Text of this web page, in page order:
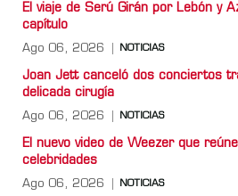
El viaje de Serú Girán por Lebón y
capítulo
Ago 06, 2026 NOTICIAS
Joan Jett canceló dos conciertos
delicada cirugía
Ago 06, 2026 NOTICIAS
El nuevo video de Weezer que
celebridades
Ago 06, 2026 NOTICIAS